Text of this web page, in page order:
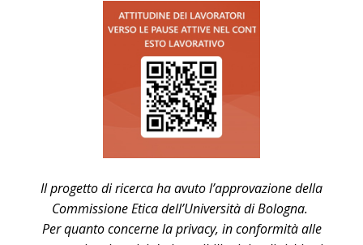
Il progetto di ricerca ha avuto l’approvazione della
Commissione Etica dell’Università di Bologna.
Per quanto concerne la privacy, in conformità alle